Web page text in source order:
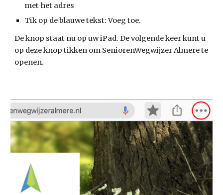
met het adres
Tik op de blauwe tekst: Voeg toe.
De knop staat nu op uw iPad. De volgende keer kunt u
op deze knop tikken om SeniorenWegwijzer Almere te
openen.